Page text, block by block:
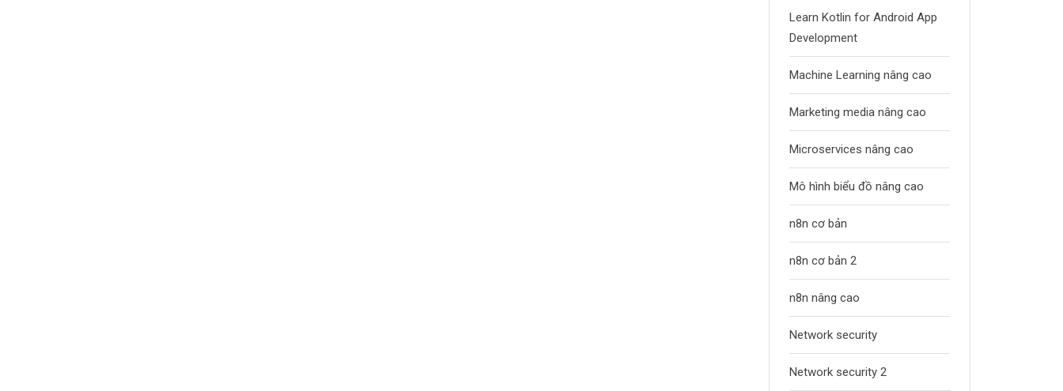
Learn Kotlin for Android App
Development
Machine Learning nâng cao
Marketing media nâng cao
Microservices nâng cao
Mô hình biểu đồ nâng cao
n8n cơ bản
n8n cơ bản 2
n8n nâng cao
Network security
Network security 2